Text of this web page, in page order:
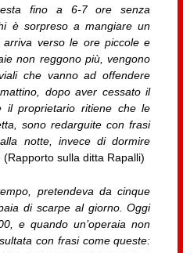
fino a 6-7 ore senza
è sorpreso a mangiare un
verso le ore piccole e
non reggono più, vengono
che vanno ad offendere
dopo aver cessato il
il proprietario ritiene che le
sono redarguite con frasi
notte, invece di dormire
(Rapporto sulla ditta Rapalli)
pretendeva da cinque
di scarpe al giorno. Oggi
e quando un’operaia non
con frasi come queste: